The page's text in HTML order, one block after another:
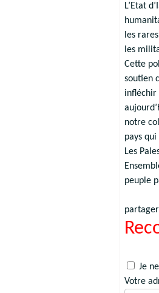
L’Etat
les
les
Cette
soutien
infléchir
notre
pays
Les
peuple
Je
Votre